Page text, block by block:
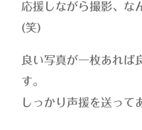
応援しながら撮影、な
(笑)
良い写真が一枚あれば
す。
しっかり声援を送って